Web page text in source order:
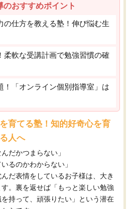
のおすすめポイント
の仕方を教える塾！伸び悩む生
柔軟な受講計画で勉強習慣の確
！「オンライン個別指導室」は
育てる塾！知的好奇心を育
人へ
だかつまらない」
るのかわからない」
だ表情をしているお子様は、大き
。裏を返せば「もっと楽しい勉強
持って、頑張りたい」という潜在